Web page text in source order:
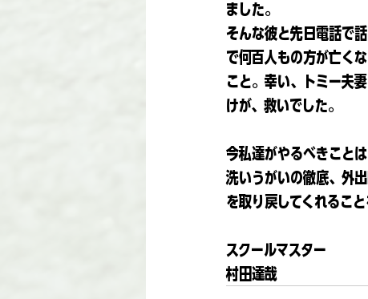
ました。
そんな彼と先日電話で
で何百人もの方が亡く
こと。幸い、トミー夫
けが、救いでした。
今私達がやるべきこと
洗いうがいの徹底、外
を取り戻してくれること
スクールマスター
村田達哉